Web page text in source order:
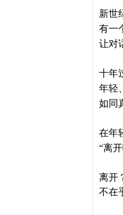
新世
有一
让对
十年
年轻、
如同
在年
“离
离开
不在